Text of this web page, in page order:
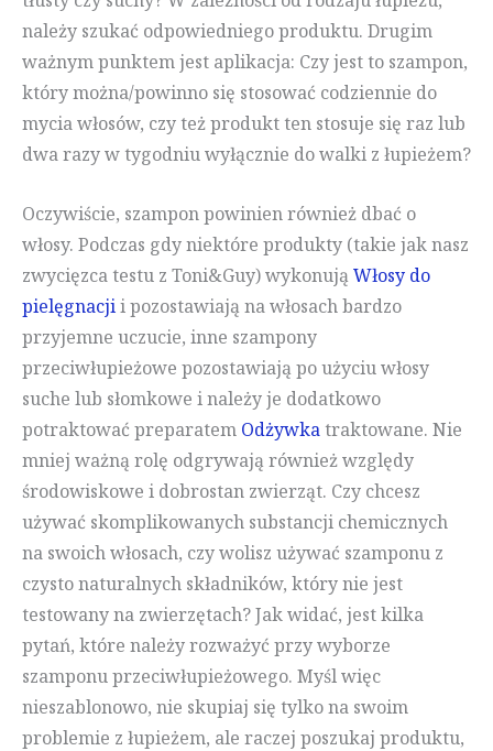
należy szukać odpowiedniego produktu. Drugim
ważnym punktem jest aplikacja: Czy jest to szampon,
który można/powinno się stosować codziennie do
mycia włosów, czy też produkt ten stosuje się raz lub
dwa razy w tygodniu wyłącznie do walki z łupieżem?
Oczywiście, szampon powinien również dbać o
włosy. Podczas gdy niektóre produkty (takie jak nasz
zwycięzca testu z Toni&Guy) wykonująWłosy do
pielęgnacjii pozostawiają na włosach bardzo
przyjemne uczucie, inne szampony
przeciwłupieżowe pozostawiają po użyciu włosy
suche lub słomkowe i należy je dodatkowo
potraktować preparatem Odżywkatraktowane. Nie
mniej ważną rolę odgrywają również względy
środowiskowe i dobrostan zwierząt. Czy chcesz
używać skomplikowanych substancji chemicznych
na swoich włosach, czy wolisz używać szamponu z
czysto naturalnych składników, który nie jest
testowany na zwierzętach? Jak widać, jest kilka
pytań, które należy rozważyć przy wyborze
szamponu przeciwłupieżowego. Myśl więc
nieszablonowo, nie skupiaj się tylko na swoim
problemie z łupieżem, ale raczej poszukaj produktu,